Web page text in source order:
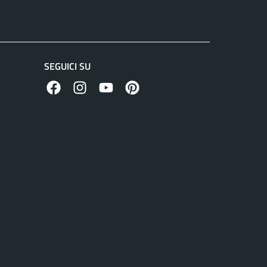
SEGUICI SU
facebook instagramcanale youtube
pinterest